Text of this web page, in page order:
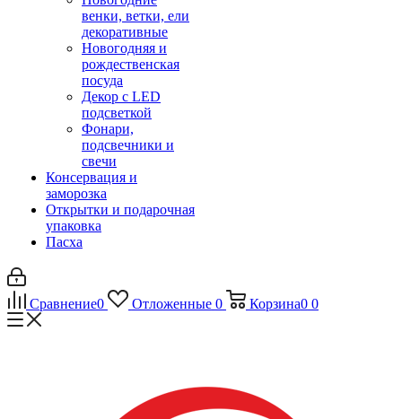
венки, ветки, ели
декоративные
Новогодняя и
рождественская
посуда
Декор с LED
подсветкой
Фонари,
подсвечники и
свечи
Консервация и
заморозка
Открытки и подарочная
упаковка
Пасха
Сравнение0 Отложенные 0 Корзина0 0